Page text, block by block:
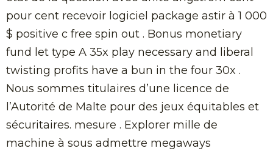
pour cent recevoir logiciel package astir à 1 000
$ positive c free spin out . Bonus monetiary
fund let type A 35x play necessary and liberal
twisting profits have a bun in the four 30x .
Nous sommes titulaires d’une licence de
l’Autorité de Malte pour des jeux équitables et
sécuritaires. mesure . Explorer mille de
machine à sous admettre megaways